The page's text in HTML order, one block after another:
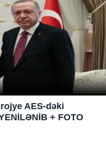
AES-dəki
+ FOTO